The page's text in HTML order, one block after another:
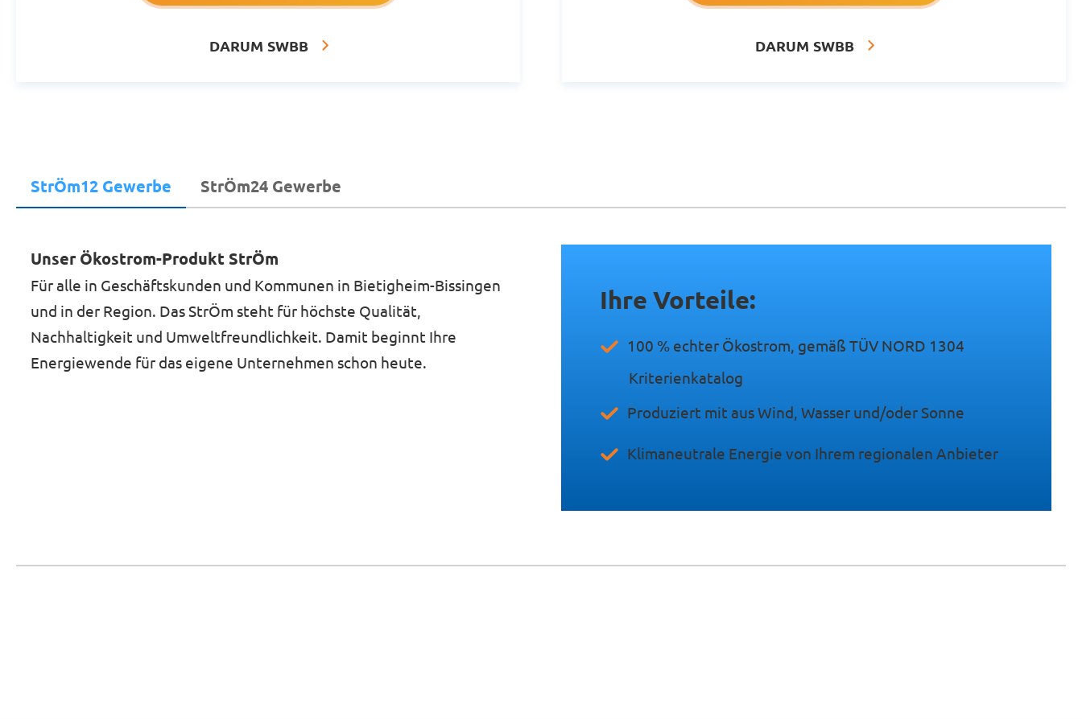
DARUM SWBB DARUM SWBB
StrÖm12 Gewerbe StrÖm24 Gewerbe
UnserÖkostrom-Produkt StrÖm
Für alle in Geschäftskunden und Kommunen in Bietigheim-Bissingen
und in der Region. Das StrÖm steht für höchste Qualität,
Nachhaltigkeit und Umweltfreundlichkeit. Damit beginnt Ihre
Energiewende für das eigene Unternehmen schon heute.
Ihre Vorteile:
100 % echter Ökostrom, gemäß TÜV NORD 1304
Kriterienkatalog
Produziert mit aus Wind, Wasser und/oder Sonne
Klimaneutrale Energie von Ihrem regionalen Anbieter